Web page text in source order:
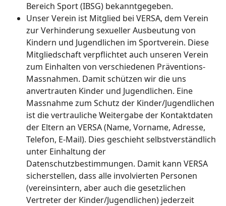
Bereich Sport (IBSG) bekanntgegeben.
Unser Verein ist Mitglied bei VERSA, dem Verein
zur Verhinderung sexueller Ausbeutung von
Kindern und Jugendlichen im Sportverein. Diese
Mitgliedschaft verpflichtet auch unseren Verein
zum Einhalten von verschiedenen Präventions-
Massnahmen. Damit schützen wir die uns
anvertrauten Kinder und Jugendlichen. Eine
Massnahme zum Schutz der Kinder/Jugendlichen
ist die vertrauliche Weitergabe der Kontaktdaten
der Eltern an VERSA (Name, Vorname, Adresse,
Telefon, E-Mail). Dies geschieht selbstverständlich
unter Einhaltung der
Datenschutzbestimmungen. Damit kann VERSA
sicherstellen, dass alle involvierten Personen
(vereinsintern, aber auch die gesetzlichen
Vertreter der Kinder/Jugendlichen) jederzeit